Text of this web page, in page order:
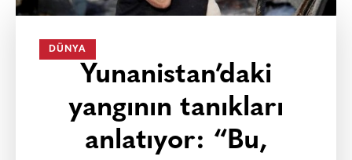
DÜNYA
Yunanistan’daki
yangının tanıkları
anlatıyor: “Bu,